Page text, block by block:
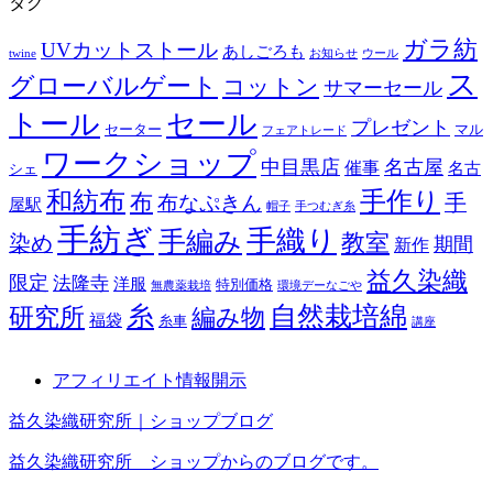
カ
ブ
twine UVカットストール あしごろも お知らせ ウール ガラ紡
グローバルゲート コットン サマーセール ス
トール セーター セール フェアトレード プレゼント マル
シェ ワークショップ 中目黒店 催事 名古屋 名古
屋駅 和紡布 布布なぷきん 帽子 手つむぎ糸 手作り 手
染め 手紡ぎ 手編み 手織り 教室 新作 期間
限定 法隆寺 洋服 無農薬栽培 特別価格 環境デーなごや 益久染織
研究所 福袋 糸 糸車 編み物 自然栽培綿 講座
アフィリエイト情報開示
益久染織研究所｜ショップブログ
益久染織研究所 ショップからのブログです。